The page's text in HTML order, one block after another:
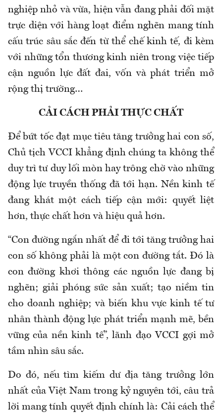
nghiệp nhỏ và vừa, hiện vẫn đang phải đối mặt
trực diện với hàng loạt điểm nghẽn mang tính
cấu trúc sâu sắc đến từ thể chế kinh tế, đi kèm
với những tổn thương kinh niên trong việc tiếp
cận nguồn lực đất đai, vốn và phát triển mở
rộng thị trường…
CẢI CÁCH PHẢI THỰC CHẤT
Để bứt tốc đạt mục tiêu tăng trưởng hai con số,
Chủ tịch VCCI khẳng định chúng ta không thể
duy trì tư duy lối mòn hay trông chờ vào những
động lực truyền thống đã tới hạn. Nền kinh tế
đang khát một cách tiếp cận mới: quyết liệt
hơn, thực chất hơn và hiệu quả hơn.
“Con đường ngắn nhất để đi tới tăng trưởng hai
con số không phải là một con đường tắt. Đó là
con đường khơi thông các nguồn lực đang bị
nghẽn; giải phóng sức sản xuất; tạo niềm tin
cho doanh nghiệp; và biến khu vực kinh tế tư
nhân thành động lực phát triển mạnh mẽ, bền
vững của nền kinh tế”, lãnh đạo VCCI gợi mở
tầm nhìn sâu sắc.
Do đó, nếu tìm kiếm dư địa tăng trưởng lớn
nhất của Việt Nam trong kỷ nguyên tới, câu trả
lời mang tính quyết định chính là: Cải cách thể